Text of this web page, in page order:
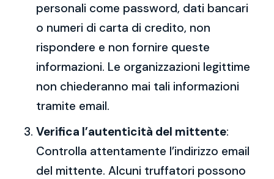
personali come password, dati bancari
o numeri di carta di credito, non
rispondere e non fornire queste
informazioni. Le organizzazioni legittime
non chiederanno mai tali informazioni
tramite email.
Verifica l’autenticità del mittente:
Controlla attentamente l’indirizzo email
del mittente. Alcuni truffatori possono